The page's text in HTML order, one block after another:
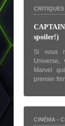
spoiler!)
Si vous
Universe,
Marvel
premier
CINÉMA -